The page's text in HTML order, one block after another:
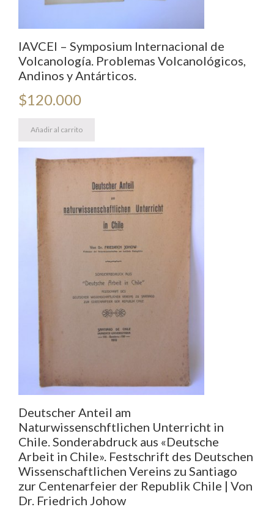
IAVCEI – Symposium Internacional de
Volcanología. Problemas Volcanológicos,
Andinos y Antárticos.
$120.000
Añadir al carrito
Deutscher Anteil am
Naturwissenschftlichen Unterricht in
Chile. Sonderabdruck aus «Deutsche
Arbeit in Chile». Festschrift des Deutschen
Wissenschaftlichen Vereins zu Santiago
zur Centenarfeier der Republik Chile | Von
Dr. Friedrich Johow